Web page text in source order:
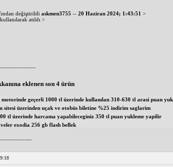
değiştirildi askmen3755 -- 20 Haziran 2024; 1:43:51 >
atıldı >
eklenen son 4 ürün
motorinde geçerli 1000 tl üzerinde kullanılan 310-630 tl arasi puan
sitesi üzerinden uçak ve otobüs biletine %25 indirim saglarim
tl üzerinde harcama yapabileceginiz 350 tl puan yukleme yapilir
exodia 256 gb flash bellek